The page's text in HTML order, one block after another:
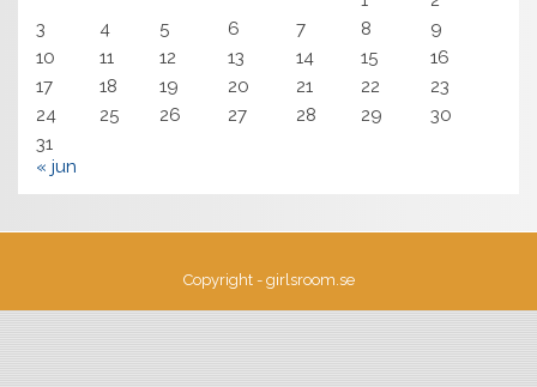
3
4 5 6 7 8
9
10
11 12 13 14 15
16
17
18 19 20 21 22
23
24
25 26 27 28 29
30
31
« jun